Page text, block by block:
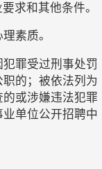
求和其他条件。
素质。
犯罪受过刑事处罚
的；被依法列为
或涉嫌违法犯罪
单位公开招聘中